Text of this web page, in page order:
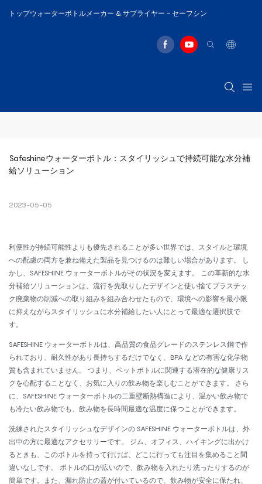
トップウォーターボトルメーカー & サプライヤー - セーフシン
Safeshineウォーターボトル：スタイリッシュで持続可能な水分補
給ソリューション
2023-05-05
利便性が持続可能性よりも優先されることが多い世界では、スタイルと環境
への配慮の両方を兼ね備えた製品を見つけるのは難しい場合があります。 し
かし、SAFESHINE ウォーターボトルがその状況を変えます。 この革新的な水
分補給ソリューションは、流行を先取りしたデザインと使い捨てプラスチッ
ク廃棄物の削減への取り組みを組み合わせたもので、環境への影響を最小限
に抑えながらスタイリッシュに水分補給したい人にとって最適な選択肢で
す。
SAFESHINE ウォーターボトルは、高品質の食品グレードのステンレス鋼で作
られており、耐久性があり長持ちするだけでなく、BPA などの有害な化学物
質も含まれていません。 つまり、ペットボトルに関連する潜在的な健康リス
クを心配することなく、お気に入りの飲み物を楽しむことができます。 さら
に、SAFESHINE ウォーターボトルの二重壁断熱構造により、温かい飲み物で
も冷たい飲み物でも、飲み物を長時間最適な温度に保つことができます。
洗練されたスタイリッシュなデザインの SAFESHINE ウォーターボトルは、外
出中の方に最適なアクセサリーです。 ジム、オフィス、ハイキングに出かけ
るときも、このボトルを持って行けば、どこに行っても注目を集めること間
違いなしです。 ボトルの口が広いので、飲み物を入れたり洗ったりするのが
簡単です。また、漏れ防止の蓋が付いているので、飲み物が安全に保たれ、